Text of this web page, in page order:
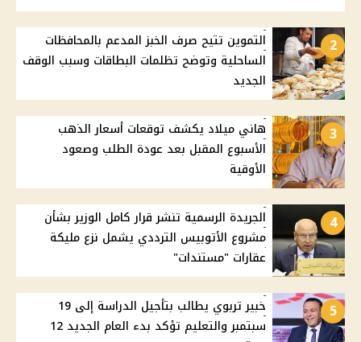
2
التموين تتيح صرف الخبز المدعم بالمحافظات
الساحلية وتوضح تظلمات البطاقات وسبب الوقف
الجديد
3
هاني ميلاد يكشف توقعات أسعار الذهب
الأسبوع المقبل بعد عودة الطلب وصعود
الأوقية
4
الجريدة الرسمية تنشر قرار كامل الوزير بشأن
مشروع الأتوبيس الترددي يشمل نزع مليكة
عقارات "مستندات"
5
خبير تربوي يطالب بتأجيل الدراسة إلى 19
سبتمبر والتعليم تؤكد بدء العام الجديد 12